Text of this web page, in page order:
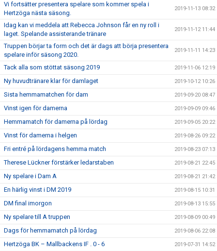
Vi fortsätter presentera spelare som kommer spela i
Hertzöga nästa säsong.
2019-11-13 08:32
Idag kan vi meddela att Rebecca Johnson får en ny roll i
laget. Spelande assisterande tränare
2019-11-12 11:44
Truppen börjar ta form och det är dags att börja presentera
spelare inför säsong 2020.
2019-11-11 14:23
Tack alla som stöttat säsong 2019 2019-11-06 12:19
Ny huvudtränare klar för damlaget 2019-10-12 10:26
Sista hemmamatchen för dam 2019-09-20 08:47
Vinst igen för damerna 2019-09-09 09:46
Hemmamatch för damerna på lördag 2019-09-05 20:22
Vinst för damerna i helgen 2019-08-26 09:22
Fri entré på lördagens hemma match 2019-08-23 07:13
Therese Lückner förstärker ledarstaben 2019-08-21 22:45
Ny spelare i Dam A 2019-08-21 21:42
En härlig vinst i DM 2019 2019-08-15 10:31
DM final imorgon 2019-08-13 15:55
Ny spelare till A truppen 2019-08-09 00:49
Dags för hemmamatch på lördag 2019-08-06 22:08
Hertzöga BK – Mallbackens IF . 0 - 6 2019-07-31 14:52